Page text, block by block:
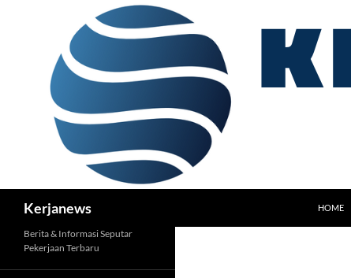
Kerjanews HOME
Berita & Informasi Seputar
Pekerjaan Terbaru